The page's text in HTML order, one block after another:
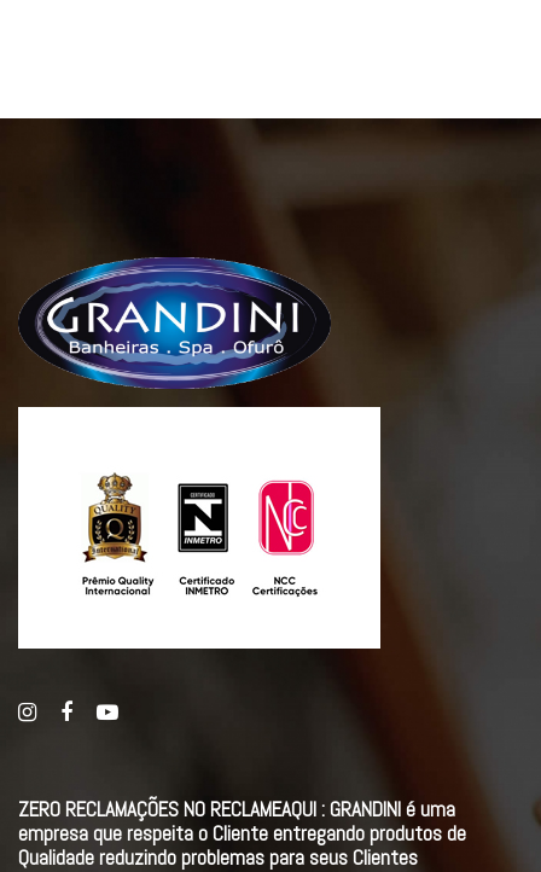
ZERO RECLAMAÇÕES NO RECLAMEAQUI : GRANDINI é uma
empresa que respeita o Cliente entregando produtos de
Qualidade reduzindo problemas para seus Clientes